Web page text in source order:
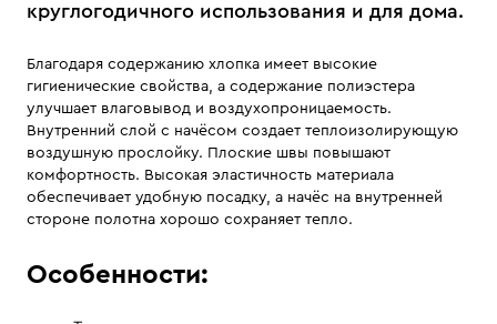
круглогодичного использования и для дома.
Благодаря содержанию хлопка имеет высокие
гигиенические свойства, а содержание полиэстера
улучшает влаговывод и воздухопроницаемость.
Внутренний слой с начёсом создает теплоизолирующую
воздушную прослойку. Плоские швы повышают
комфортность. Высокая эластичность материала
обеспечивает удобную посадку, а начёс на внутренней
стороне полотна хорошо сохраняет тепло.
Особенности: